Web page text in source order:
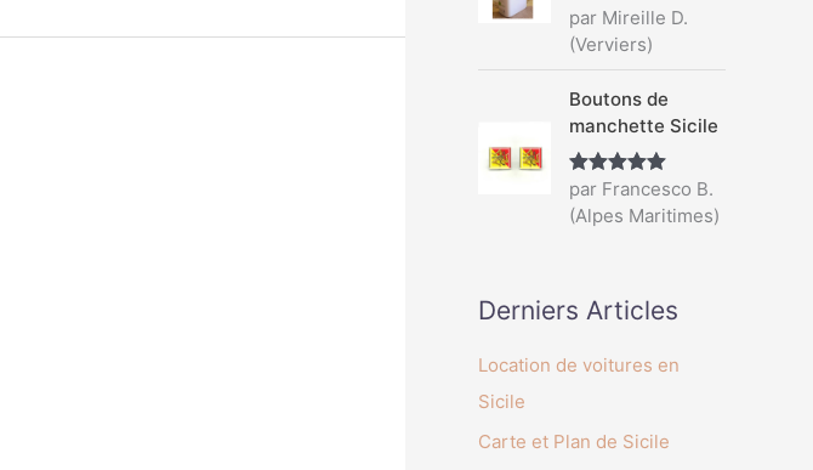
Note4
sur 5
par Mireille D.
(Verviers)
Boutons de
manchette Sicile
Note5sur
5
par Francesco B.
(Alpes Maritimes)
Derniers Articles
Location de voitures en
Sicile
Carte et Plan de Sicile